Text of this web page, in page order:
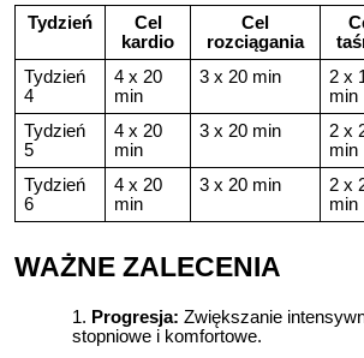
Tydzień
Cel
kardio
Cel
rozciągania
Tydzień
4
4 x 20
min
3 x 20 min
2 x
min
Tydzień
5
4 x 20
min
3 x 20 min
2 x
min
Tydzień
6
4 x 20
min
3 x 20 min
2 x
min
WAŻNE ZALECENIA
Progresja: Zwiększanie
stopniowe i komfortowe.